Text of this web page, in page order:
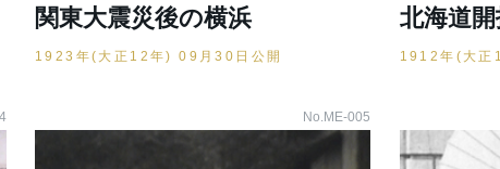
関東大震災後の横浜
1923年(大正12年) 09月30日公開
北海道
1912年(大正
No.ME-005